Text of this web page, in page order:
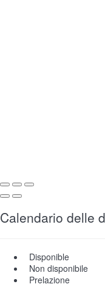
Calendario delle
Disponible
Non disponibile
Prelazione